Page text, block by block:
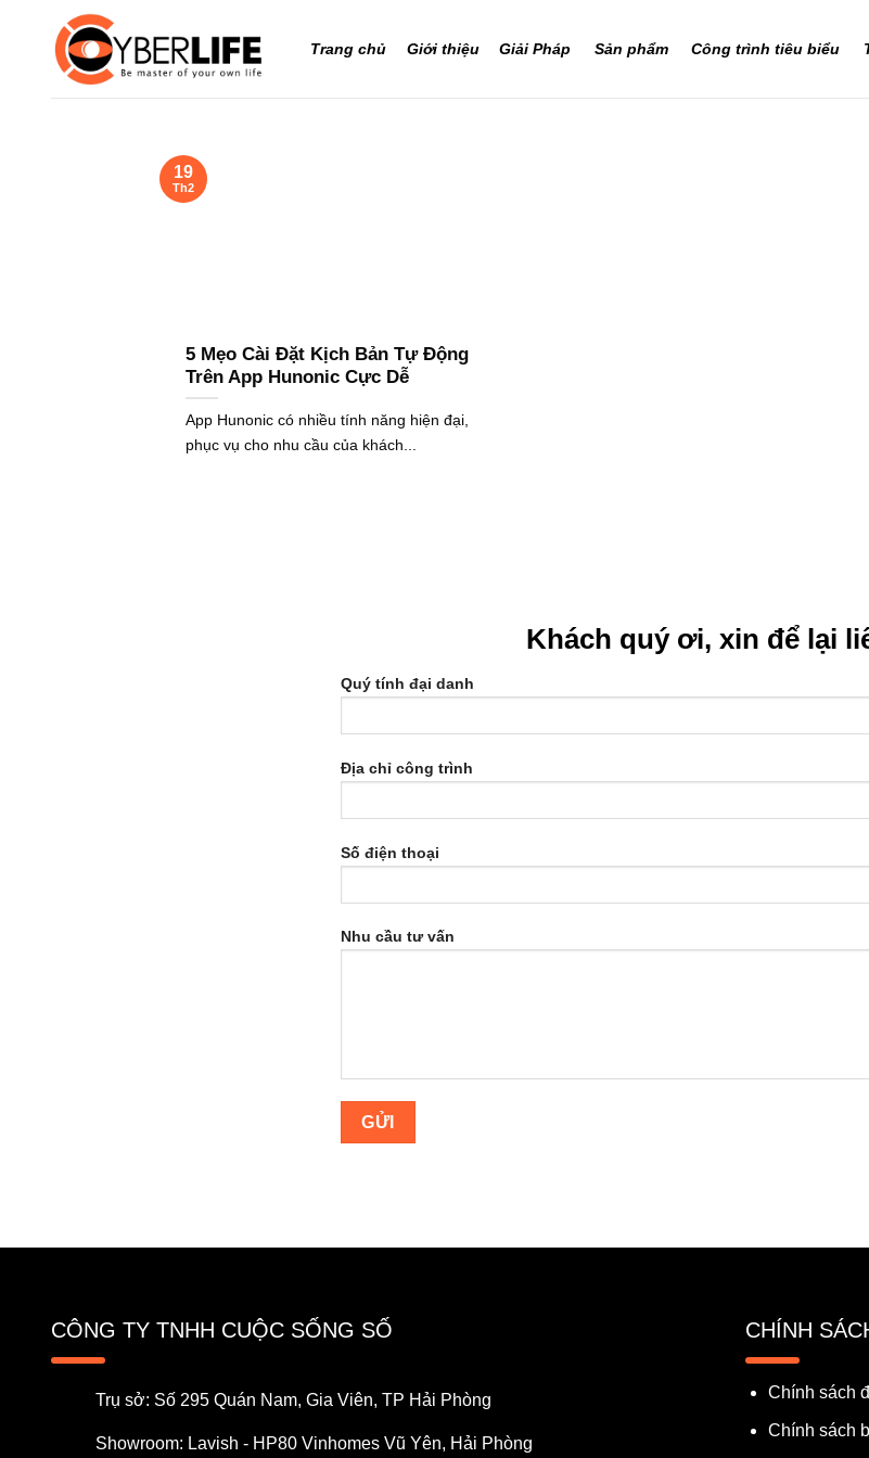
Trang chủ Giới thiệu Giải Pháp Sản phẩm Công trình tiêu biểu
5 Mẹo Cài Đặt Kịch Bản Tự Động
Trên App Hunonic Cực Dễ
App Hunonic có nhiều tính năng hiện đại,
phục vụ cho nhu cầu của khách...
19
Th2
Khách quý ơi, xin để lại
Quý tính đại danh
Địa chỉ công trình
Số điện thoại
Nhu cầu tư vấn
CÔNG TY TNHH CUỘC SỐNG SỐ
Trụ sở: Số 295 Quán Nam, Gia Viên, TP Hải Phòng
Showroom: Lavish - HP80 Vinhomes Vũ Yên, Hải Phòng
CHÍNH
Chính sách
Chính sách